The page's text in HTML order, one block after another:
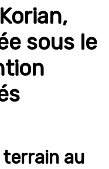
sous le
au